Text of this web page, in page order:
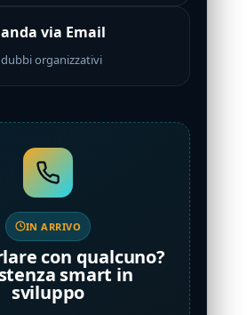
via Email
dubbi organizzativi
IN ARRIVO
con qualcuno?
smart in
sviluppo